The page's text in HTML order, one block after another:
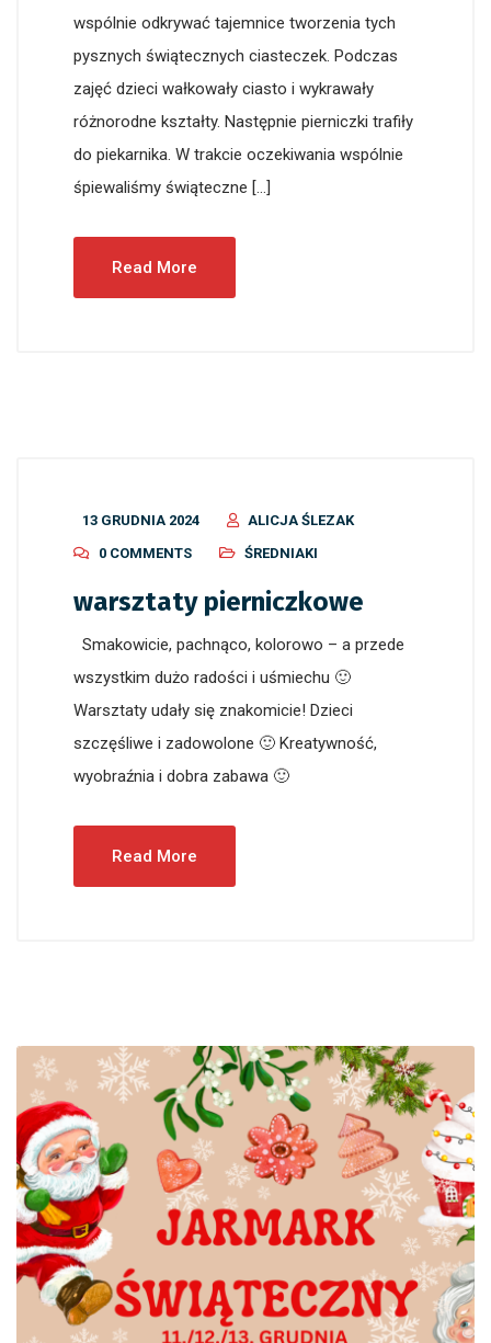
wspólnie odkrywać tajemnice tworzenia tych
pysznych świątecznych ciasteczek. Podczas
zajęć dzieci wałkowały ciasto i wykrawały
różnorodne kształty. Następnie pierniczki trafiły
do piekarnika. W trakcie oczekiwania wspólnie
śpiewaliśmy świąteczne […]
Read More
13 GRUDNIA 2024
ALICJA ŚLEZAK
0 COMMENTS
ŚREDNIAKI
warsztaty pierniczkowe
Smakowicie, pachnąco, kolorowo – a przede
wszystkim dużo radości i uśmiechu 🙂
Warsztaty udały się znakomicie! Dzieci
szczęśliwe i zadowolone 🙂 Kreatywność,
wyobraźnia i dobra zabawa 🙂
Read More